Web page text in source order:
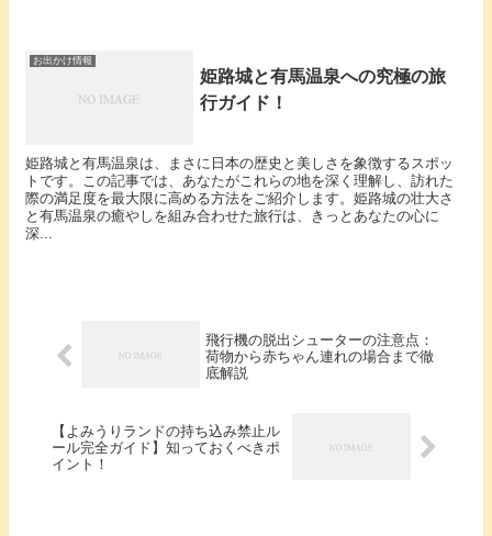
お出かけ情報
姫路城と有馬温泉への究極の旅
行ガイド！
姫路城と有馬温泉は、まさに日本の歴史と美しさを象徴するスポッ
トです。この記事では、あなたがこれらの地を深く理解し、訪れた
際の満足度を最大限に高める方法をご紹介します。姫路城の壮大さ
と有馬温泉の癒やしを組み合わせた旅行は、きっとあなたの心に
深...
飛行機の脱出シューターの注意点：
荷物から赤ちゃん連れの場合まで徹
底解説
【よみうりランドの持ち込み禁止ル
ール完全ガイド】知っておくべきポ
イント！